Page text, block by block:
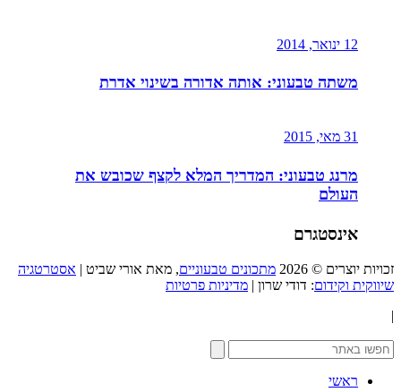
12 ינואר, 2014
משתה טבעוני: אותה אדורה בשינוי אדרת
31 מאי, 2015
מרנג טבעוני: המדריך המלא לקצף שכובש את
העולם
אינסטגרם
זכויות יוצרים © 2026 מתכונים טבעוניים, מאת אורי שביט | אסטרטגיה
שיווקית וקידום: דודי שרון | מדיניות פרטיות
|
ראשי